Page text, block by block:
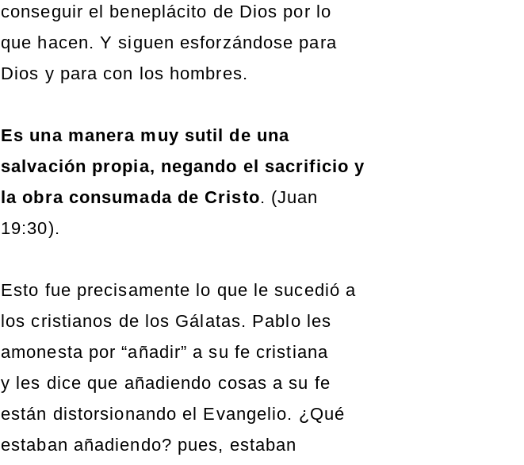
conseguir el beneplácito de Dios por lo
que hacen. Y siguen esforzándose para
Dios y para con los hombres.
Es una manera muy sutil de una
salvación propia, negando el sacrificio y
la obra consumada de Cristo. (Juan
19:30).
Esto fue precisamente lo que le sucedió a
los cristianos de los Gálatas. Pablo les
amonesta por “añadir” a su fe cristiana
y les dice que añadiendo cosas a su fe
están distorsionando el Evangelio. ¿Qué
estaban añadiendo? pues, estaban